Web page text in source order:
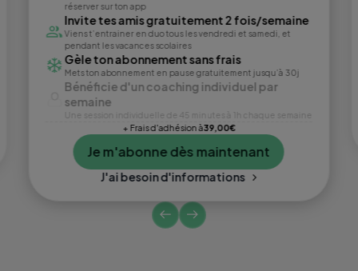
réserver sur ton app
Invite tes amis gratuitement 2 fois/semaine
Viens t’entrainer en duo tous les vendredi et samedi, et
pendant les vacances scolaires
Gèle ton abonnement sans frais
Mets ton abonnement en pause gratuitement jusqu’à 30j
Bénéficie d'un coaching individuel par
semaine
Une session individuelle de 45 minutes à 1h chaque semaine
+ Frais d'adhésion à39,00€
Je m'abonne dès maintenant
J'ai besoin d'informations